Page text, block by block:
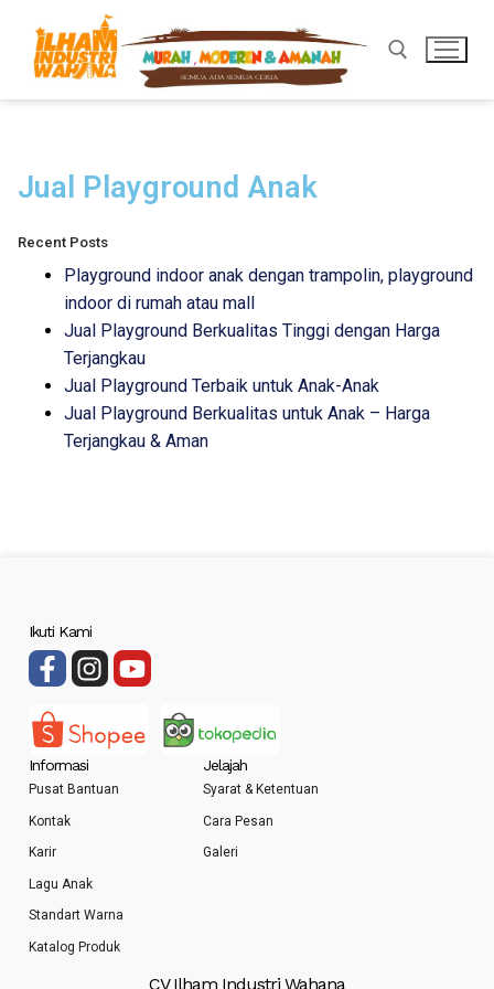
Jual Playground Anak
Recent Posts
Playground indoor anak dengan trampolin, playground
indoor di rumah atau mall
Jual Playground Berkualitas Tinggi dengan Harga
Terjangkau
Jual Playground Terbaik untuk Anak-Anak
Jual Playground Berkualitas untuk Anak – Harga
Terjangkau & Aman
CV Ilham Industri Wahana
Jelajah
Syarat & Ketentuan
Cara Pesan
Galeri
Informasi
Pusat Bantuan
Kontak
Karir
Lagu Anak
Standart Warna
Katalog Produk
Ikuti Kami